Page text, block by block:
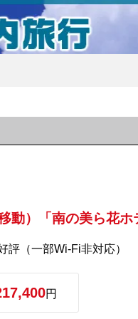
動）「南の美ら花
評（一部Wi-Fi非対応）
円